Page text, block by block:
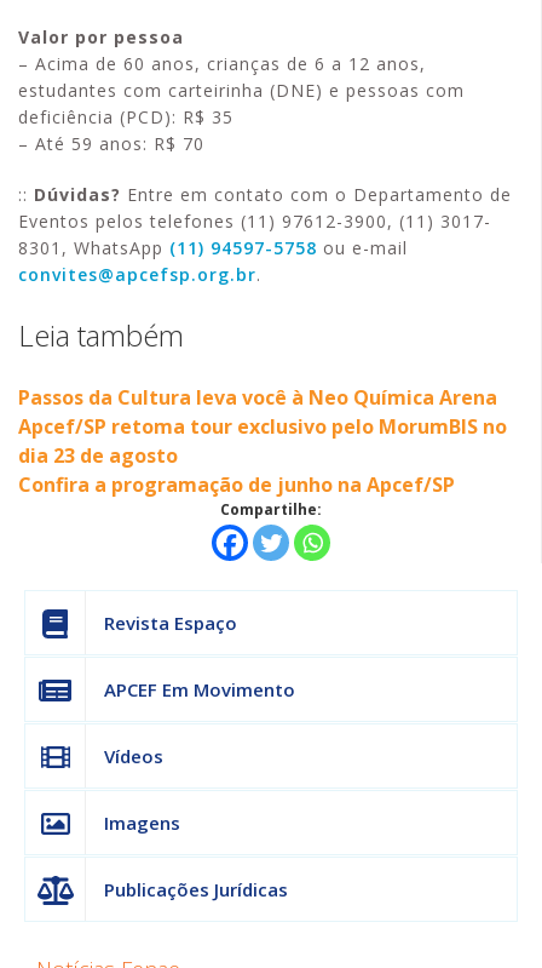
Valor por pessoa
– Acima de 60 anos, crianças de 6 a 12 anos,
estudantes com carteirinha (DNE) e pessoas com
deficiência (PCD): R$ 35
– Até 59 anos: R$ 70
:: Dúvidas? Entre em contato com o Departamento de
Eventos pelos telefones (11) 97612-3900, (11) 3017-
8301, WhatsApp (11) 94597-5758 ou e-mail
convites@apcefsp.org.br.
Leia também
Passos da Cultura leva você à Neo Química Arena
Apcef/SP retoma tour exclusivo pelo MorumBIS no
dia 23 de agosto
Confira a programação de junho na Apcef/SP
Compartilhe:
Revista Espaço
APCEF Em Movimento
Vídeos
Imagens
Publicações Jurídicas